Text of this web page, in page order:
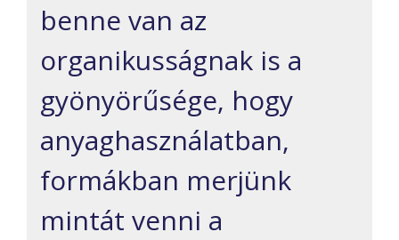
benne van az
organikusságnak is a
gyönyörűsége, hogy
anyaghasználatban,
formákban merjünk
mintát venni a